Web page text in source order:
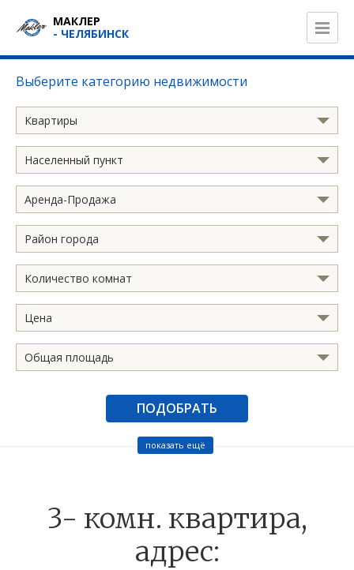
МАКЛЕР
- ЧЕЛЯБИНСК
Выберите категорию недвижимости
Квартиры
Населенный пункт
Аренда-Продажа
Район города
Количество комнат
Цена
Общая площадь
ПОДОБРАТЬ
показать ещё
3- комн. квартира,
адрес: